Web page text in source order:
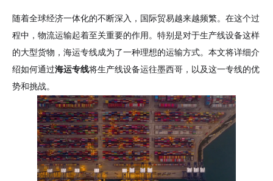
随着全球经济一体化的不断深入，国际贸易越来越频繁。在这个过
程中，物流运输起着至关重要的作用。特别是对于生产线设备这样
的大型货物，海运专线成为了一种理想的运输方式。本文将详细介
绍如何通过海运专线将生产线设备运往墨西哥，以及这一专线的优
势和挑战。